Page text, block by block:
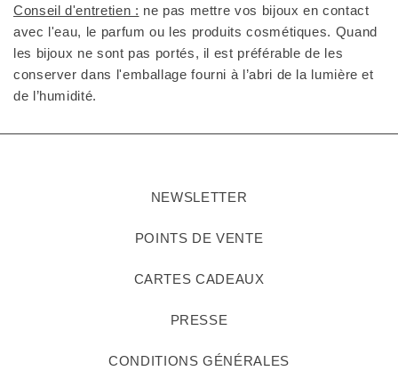
Conseil d'entretien : ne pas mettre vos bijoux en contact
avec l'eau, le parfum ou les produits cosmétiques. Quand
les bijoux ne sont pas portés, il est préférable de les
conserver dans l'emballage fourni à l’abri de la lumière et
de l’humidité.
NEWSLETTER
POINTS DE VENTE
CARTES CADEAUX
PRESSE
CONDITIONS GÉNÉRALES